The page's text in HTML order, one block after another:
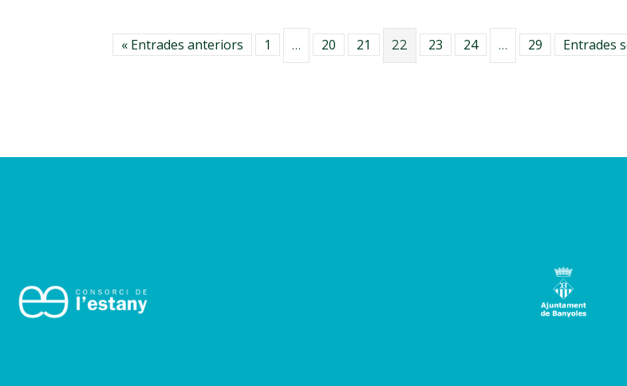
« Entrades anteriors 1 … 20 21 22 23 24 … 29 Entrades